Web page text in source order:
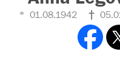
01.08.1942